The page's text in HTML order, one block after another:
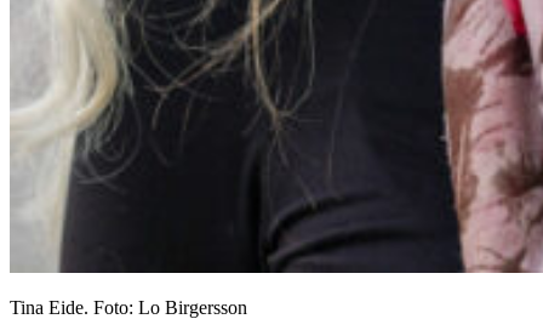
Tina Eide. Foto: Lo Birgersson